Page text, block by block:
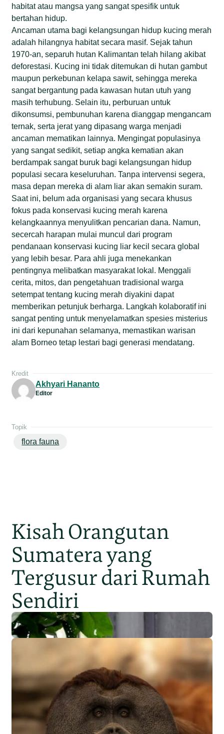
habitat atau mangsa yang sangat spesifik untuk
bertahan hidup.
Ancaman utama bagi kelangsungan hidup kucing merah
adalah hilangnya habitat secara masif. Sejak tahun
1970-an, separuh hutan Kalimantan telah hilang akibat
deforestasi. Kucing ini tidak ditemukan di hutan gambut
maupun perkebunan kelapa sawit, sehingga mereka
sangat bergantung pada kawasan hutan utuh yang
masih terhubung. Selain itu, perburuan untuk
dikonsumsi, pembunuhan karena dianggap mengancam
ternak, serta jerat yang dipasang warga menjadi
ancaman mematikan lainnya. Mengingat populasinya
yang sangat sedikit, setiap angka kematian akan
berdampak sangat buruk bagi kelangsungan hidup
populasi secara keseluruhan. Tanpa intervensi segera,
masa depan mereka di alam liar akan semakin suram.
Saat ini, belum ada organisasi yang secara khusus
fokus pada konservasi kucing merah karena
kelangkaannya menyulitkan pencarian dana. Namun,
secercah harapan mulai muncul dari program
pendanaan konservasi kucing liar kecil secara global
yang lebih besar. Para ahli juga menekankan
pentingnya melibatkan masyarakat lokal. Menggali
cerita, mitos, dan pengetahuan tradisional warga
setempat tentang kucing merah diyakini dapat
memberikan petunjuk berharga. Langkah kolaboratif ini
sangat penting untuk menyelamatkan spesies misterius
ini dari kepunahan selamanya, memastikan warisan
alam Borneo tetap lestari bagi generasi mendatang.
Kredit
Akhyari Hananto
Editor
Topik
flora fauna
Kisah Orangutan
Sumatera yang
Tergusur dari Rumah
Sendiri